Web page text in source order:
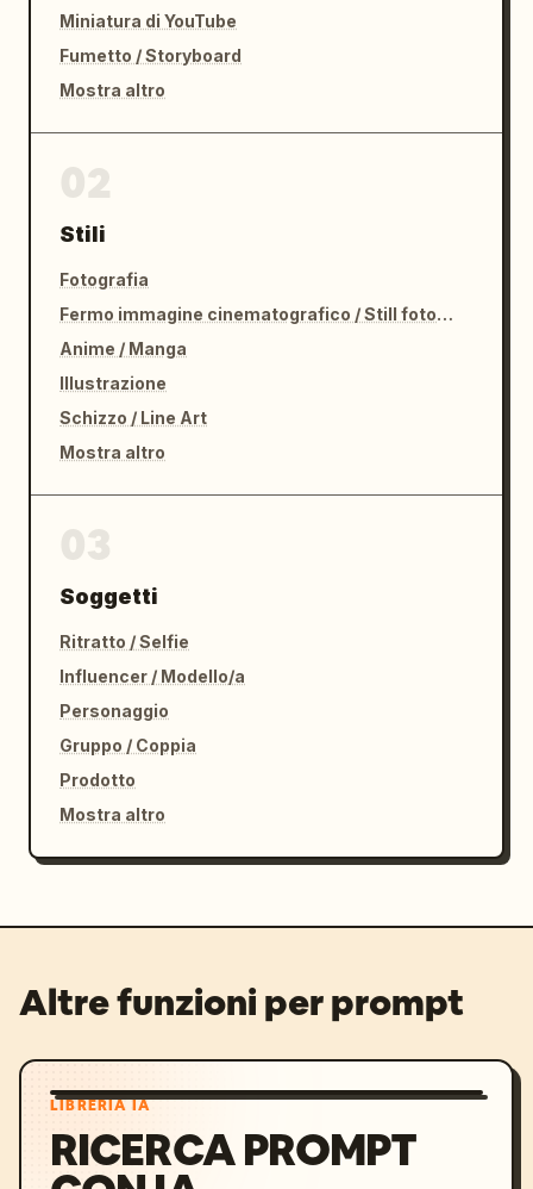
Miniatura di YouTube
Fumetto / Storyboard
Mostra altro
Stili
Fotografia
Fermo immagine cinematografico / Still fotografico
Anime / Manga
Illustrazione
Schizzo / Line Art
Mostra altro
Soggetti
Ritratto / Selfie
Influencer / Modello/a
Personaggio
Gruppo / Coppia
Prodotto
Mostra altro
Altre funzioni per prompt
LIBRERIA IA
RICERCA PROMPT